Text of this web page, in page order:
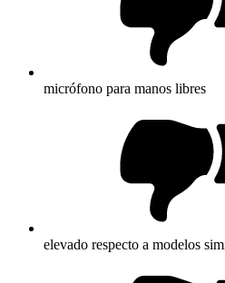
micrófono para manos libres
elevado respecto a modelos